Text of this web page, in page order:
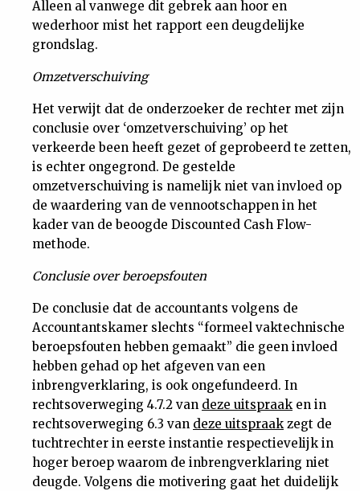
Alleen al vanwege dit gebrek aan hoor en
wederhoor mist het rapport een deugdelijke
grondslag.
Omzetverschuiving
Het verwijt dat de onderzoeker de rechter met zijn
conclusie over ‘omzetverschuiving’ op het
verkeerde been heeft gezet of geprobeerd te zetten,
is echter ongegrond. De gestelde
omzetverschuiving is namelijk niet van invloed op
de waardering van de vennootschappen in het
kader van de beoogde Discounted Cash Flow-
methode.
Conclusie over beroepsfouten
De conclusie dat de accountants volgens de
Accountantskamer slechts “formeel vaktechnische
beroepsfouten hebben gemaakt” die geen invloed
hebben gehad op het afgeven van een
inbrengverklaring, is ook ongefundeerd. In
rechtsoverweging 4.7.2 van deze uitspraak en in
rechtsoverweging 6.3 van deze uitspraak zegt de
tuchtrechter in eerste instantie respectievelijk in
hoger beroep waarom de inbrengverklaring niet
deugde. Volgens die motivering gaat het duidelijk